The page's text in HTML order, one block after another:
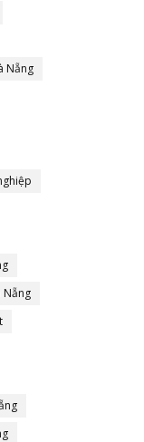
Nẵng
Nẵng